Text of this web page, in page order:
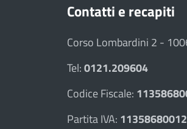
Contatti e recapiti
Corso Lombardini 2 -
Tel:0121.209604
Codice Fiscale:
Partita IVA: 11358680012